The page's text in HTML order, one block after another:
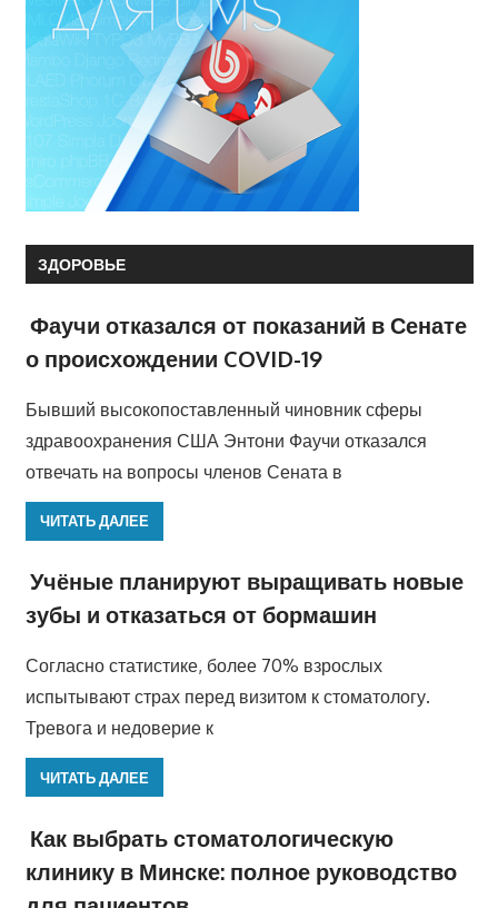
ЗДОРОВЬЕ
Фаучи отказался от показаний в Сенате
о происхождении COVID-19
Бывший высокопоставленный чиновник сферы
здравоохранения США Энтони Фаучи отказался
отвечать на вопросы членов Сената в
ЧИТАТЬ ДАЛЕЕ
Учёные планируют выращивать новые
зубы и отказаться от бормашин
Согласно статистике, более 70% взрослых
испытывают страх перед визитом к стоматологу.
Тревога и недоверие к
ЧИТАТЬ ДАЛЕЕ
Как выбрать стоматологическую
клинику в Минске: полное руководство